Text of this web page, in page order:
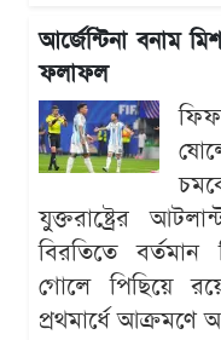
আর্জেন্টিনা বনাম
ফলাফল
যুক্তরাষ্ট্রের
বিরতিতে বর্তমান
গোলে পিছিয়ে
প্রথমার্ধে আক্রমণে